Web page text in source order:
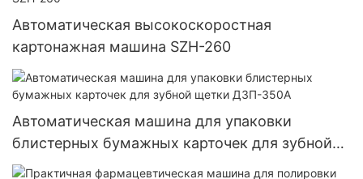
Автоматическая высокоскоростная
картонажная машина SZH-260
Автоматическая машина для упаковки
блистерных бумажных карточек для зубной
щетки ДЗП-350А